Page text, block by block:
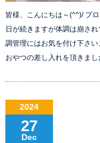
皆様、こんにちは～(^^)/ プ
日が続きますが体調は崩さ
調管理にはお気を付け下さ
おやつの差し入れを頂きまし
2024
27
Dec